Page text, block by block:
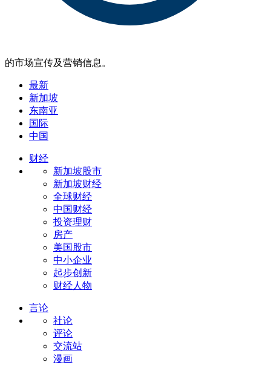
的市场宣传及营销信息。
最新
新加坡
东南亚
国际
中国
财经
新加坡股市
新加坡财经
全球财经
中国财经
投资理财
房产
美国股市
中小企业
起步创新
财经人物
言论
社论
评论
交流站
漫画